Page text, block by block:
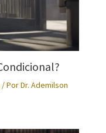
/ PorDr. Ademilson